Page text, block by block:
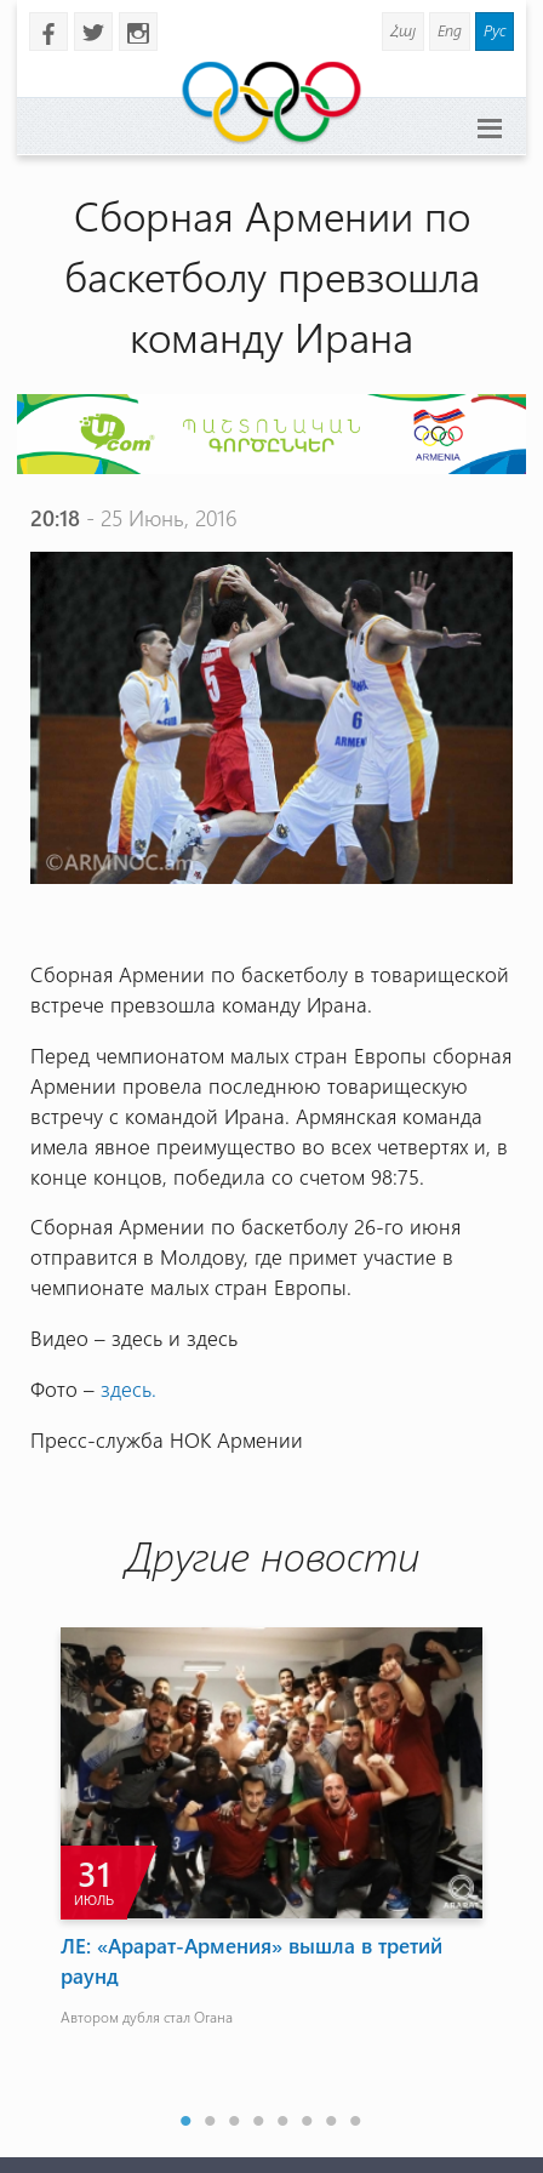
b a x Հայ Eng Рус
Сборная Армении по
баскетболу превзошла
команду Ирана
20:18- 25 Июнь, 2016
Сборная Армении по баскетболу в товарищеской
встрече превзошла команду Ирана.
Перед чемпионатом малых стран Европы сборная
Армении провела последнюю товарищескую
встречу с командой Ирана. Армянская команда
имела явное преимущество во всех четвертях и, в
конце концов, победила со счетом 98:75.
Сборная Армении по баскетболу 26-го июня
отправится в Молдову, где примет участие в
чемпионате малых стран Европы.
Видео – здесь и здесь
Фото – здесь.
Пресс-служба НОК Армении
Другие новости
31
ИЮЛЬ
ЛЕ: «Арарат-Армения» вышла в третий
раунд
Автором дубля стал Огана